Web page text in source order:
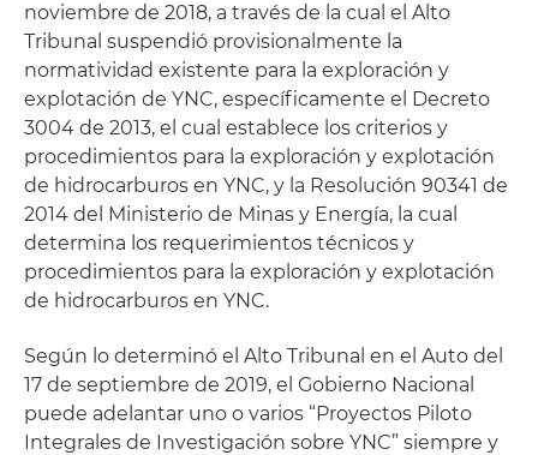
noviembre de 2018, a través de la cual el Alto
Tribunal suspendió provisionalmente la
normatividad existente para la exploración y
explotación de YNC, específicamente el Decreto
3004 de 2013, el cual establece los criterios y
procedimientos para la exploración y explotación
de hidrocarburos en YNC, y la Resolución 90341 de
2014 del Ministerio de Minas y Energía, la cual
determina los requerimientos técnicos y
procedimientos para la exploración y explotación
de hidrocarburos en YNC.
Según lo determinó el Alto Tribunal en el Auto del
17 de septiembre de 2019, el Gobierno Nacional
puede adelantar uno o varios “Proyectos Piloto
Integrales de Investigación sobre YNC” siempre y